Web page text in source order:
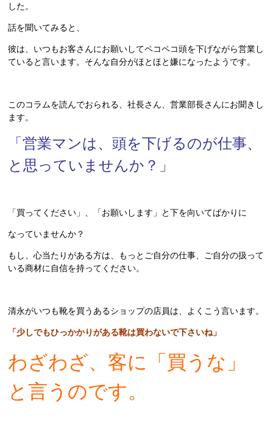
した。
話を聞いてみると、
彼は、いつもお客さんにお願いしてペコペコ頭を下げながら営業し
ていると言います。そんな自分がほとほと嫌になったようです。
このコラムを読んでおられる、社長さん、営業部長さんにお聞きし
ます。
「営業マンは、頭を下げるのが仕事、
と思っていませんか？」
「買ってください」、「お願いします」と下を向いてばかりに
なっていませんか？
もし、心当たりがある方は、もっとご自分の仕事、ご自分の扱って
いる商材に自信を持ってください。
清永がいつも靴を買うあるショップの店員は、よくこう言います。
「少しでもひっかかりがある靴は買わないで下さいね」
わざわざ、客に「買うな」
と言うのです。